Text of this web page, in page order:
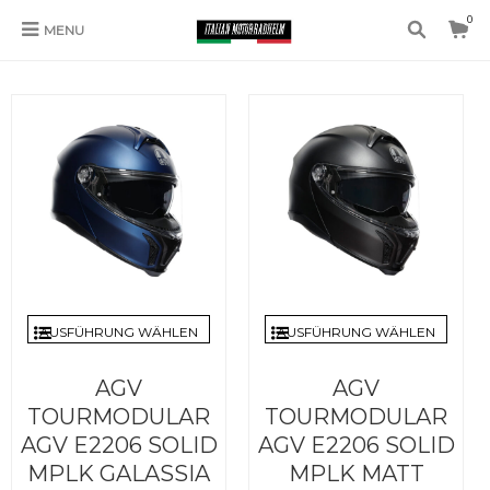
MENU
0
AUSFÜHRUNG WÄHLEN
AGV
TOURMODULAR
AGV E2206 SOLID
MPLK GALASSIA
AUSFÜHRUNG WÄHLEN
AGV
TOURMODULAR
AGV E2206 SOLID
MPLK MATT